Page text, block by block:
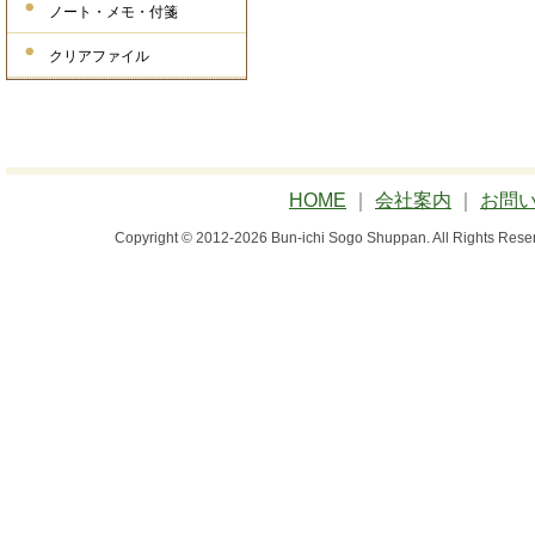
ノート・メモ・付箋
クリアファイル
HOME 会社案内 お問
Copyright © 2012-2026 Bun-ichi Sogo Shuppan. All Rights